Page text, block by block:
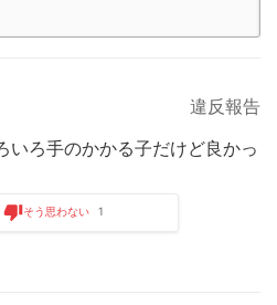
違反報告
いろ手のかかる子だけど良かっ
そう思わない 1